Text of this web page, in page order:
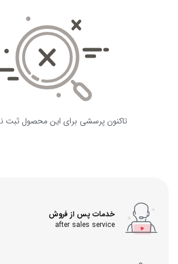
تاکنون پرسشی برای این محصول
خدمات پس از فروش
after sales service